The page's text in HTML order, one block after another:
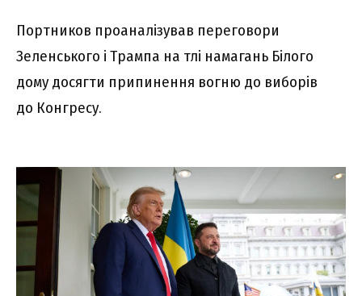
Портников проаналізував переговори
Зеленського і Трампа на тлі намагань Білого
дому досягти припинення вогню до виборів
до Конгресу.